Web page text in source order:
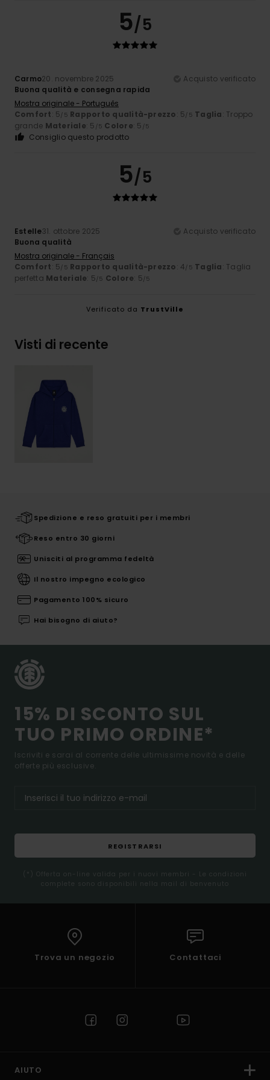
5/5
Carmo20. novembre 2025
Acquisto verificato
Buona qualità e consegna rapida
Mostra originale - Português
Comfort: 5/5 Rapporto qualità-prezzo: 5/5 Taglia: Troppo
grande Materiale: 5 /5 Colore: 5 /5
Consiglio questo prodotto
5/5
Estelle31. ottobre 2025
Acquisto verificato
Buona qualità
Mostra originale - Français
Comfort: 5/5 Rapporto qualità-prezzo: 4/5 Taglia: Taglia
perfetta Materiale: 5/5 Colore: 5/5
Verificato da TrustVille
Visti di recente
Spedizione e reso gratuiti per i membri
Reso entro 30 giorni
Unisciti al programma fedeltà
Il nostro impegno ecologico
Pagamento 100% sicuro
Hai bisogno di aiuto?
15% DI SCONTO SUL
TUO PRIMO ORDINE*
Iscriviti e sarai al corrente delle ultimissime novità e delle
offerte più esclusive.
REGISTRARSI
(*) Offerta on-line valida per i nuovi membri - Le condizioni
complete sono disponibili nella mail di benvenuto
Trova un negozio Contattaci
AIUTO